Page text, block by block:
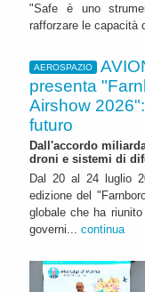
"Safe è uno
rafforzare le capacità
AEROSPAZIO
presenta
Airshow
futuro
Dall'accordo
droni e sistemi di
Dal 20 al 24 luglio
edizione del
globale che ha
governi... continua